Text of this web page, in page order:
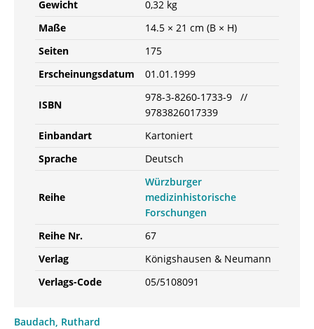
Gewicht
0,32 kg
Maße
14.5 × 21 cm (B × H)
Seiten
175
Erscheinungsdatum
01.01.1999
ISBN
978-3-8260-1733-9 //
9783826017339
Einbandart
Kartoniert
Sprache
Deutsch
Reihe
Würzburger
medizinhistorische
Forschungen
Reihe Nr.
67
Verlag
Königshausen & Neumann
Verlags-Code
05/5108091
Baudach, Ruthard